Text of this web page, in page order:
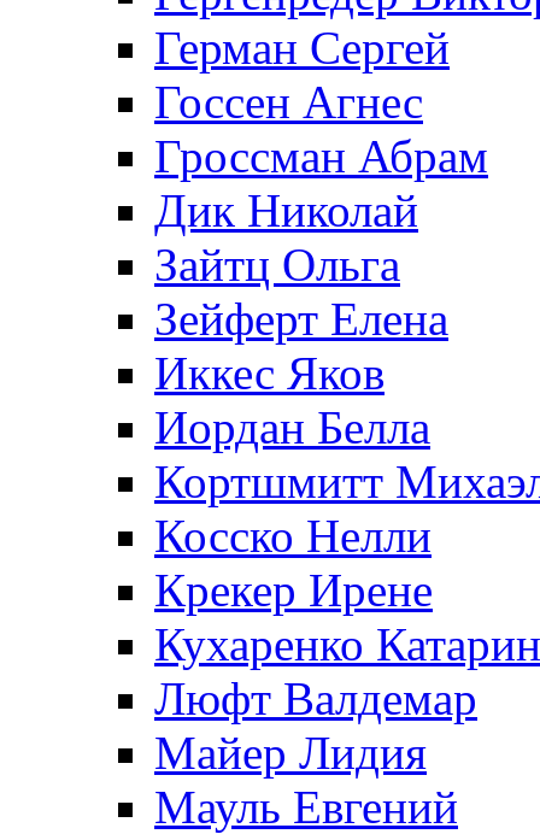
Герман Сергей
Госсен Агнес
Гроссман Абрам
Дик Николай
Зайтц Ольга
Зейферт Елена
Иккес Яков
Иордан Белла
Кортшмитт
Косско Нелли
Крекер Ирене
Кухаренко
Люфт Валдемaр
Майер Лидия
Мауль Евгений